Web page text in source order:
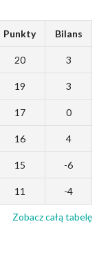
Punkty Bilans
20 3
19 3
17 0
16 4
15 -6
11 -4
Zobacz całą tabelę